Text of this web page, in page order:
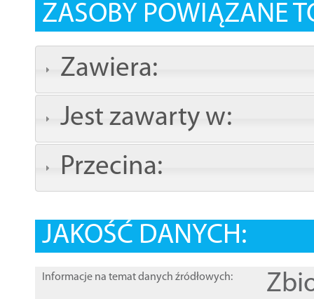
ZASOBY POWIĄZANE
Zawiera:
Jest zawarty w:
Przecina:
JAKOŚĆ DANYCH:
Informacje na temat danych źródłowych: